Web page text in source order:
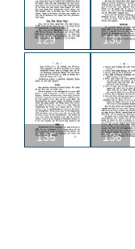
129 130
135 136